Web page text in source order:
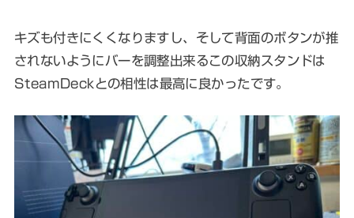
キズも付きにくくなりますし、そして背面のボタンが推
されないようにバーを調整出来るこの収納スタンドは
SteamDeckとの相性は最高に良かったです。